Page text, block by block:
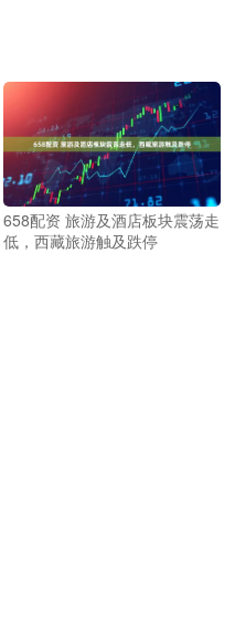
658配资 旅游及酒店板块震荡走
低，西藏旅游触及跌停